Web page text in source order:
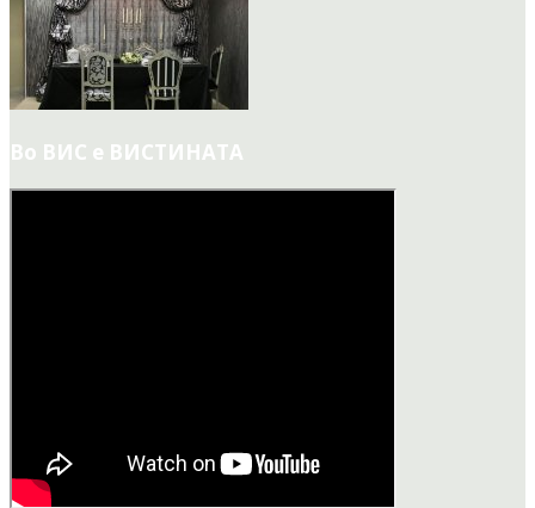
Во ВИС е ВИСТИНАТА